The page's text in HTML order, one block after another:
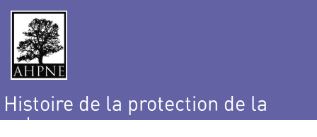
Histoire de la protection de la
nature